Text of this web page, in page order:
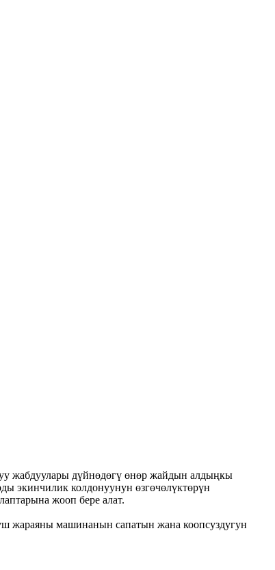
жабдуулары дүйнөдөгү өнөр жайдын алдыңкы
экинчилик колдонуунун өзгөчөлүктөрүн
жооп бере алат.
жараяны машинанын сапатын жана коопсуздугун